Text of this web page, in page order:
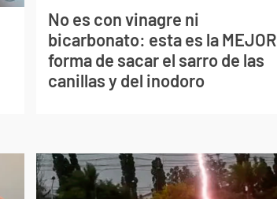
No es con vinagre ni
bicarbonato: esta es la MEJOR
forma de sacar el sarro de las
canillas y del inodoro